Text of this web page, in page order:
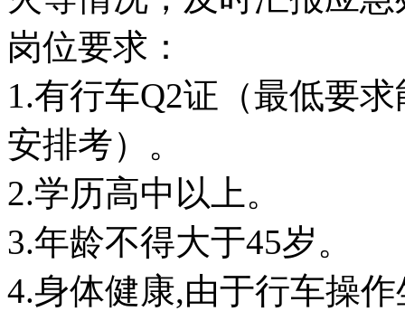
岗位要求：
1.有行车Q2证（最低要
安排考）。
2.学历高中以上。
3.年龄不得大于45岁。
4.身体健康,由于行车操